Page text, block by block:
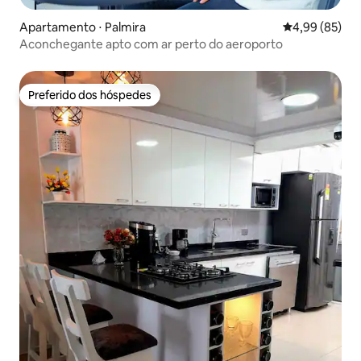
Apartamento ⋅ Palmira 4,99 de uma
4,99 (85)
Aconchegante apto com ar perto do aeroporto
Preferido dos hóspedes
Preferido dos hóspedes